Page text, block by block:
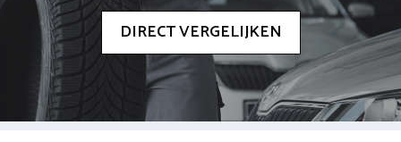
DIRECT VERGELIJKEN